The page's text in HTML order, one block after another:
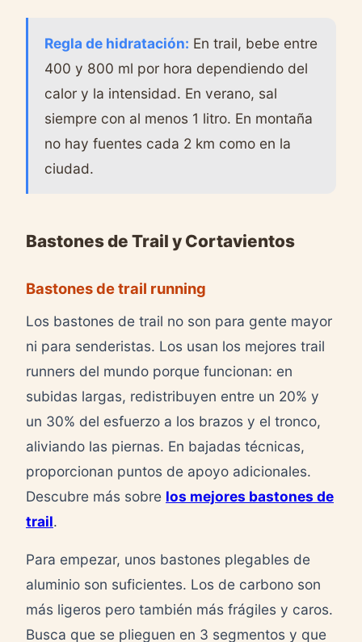
Regla de hidratación: En trail, bebe entre
400 y 800 ml por hora dependiendo del
calor y la intensidad. En verano, sal
siempre con al menos 1 litro. En montaña
no hay fuentes cada 2 km como en la
ciudad.
Bastones de Trail y Cortavientos
Bastones de trail running
Los bastones de trail no son para gente mayor
ni para senderistas. Los usan los mejores trail
runners del mundo porque funcionan: en
subidas largas, redistribuyen entre un 20% y
un 30% del esfuerzo a los brazos y el tronco,
aliviando las piernas. En bajadas técnicas,
proporcionan puntos de apoyo adicionales.
Descubre más sobre los mejores bastones de
trail.
Para empezar, unos bastones plegables de
aluminio son suficientes. Los de carbono son
más ligeros pero también más frágiles y caros.
Busca que se plieguen en 3 segmentos y que